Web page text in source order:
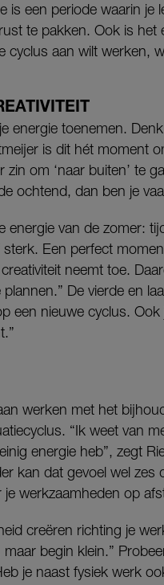
is een periode waarin
te pakken. Ook is
cyclus aan wilt werken,
energie toenemen.
is dit hét moment
zin om ‘naar buiten’ te
ochtend, dan ben je
energie van de zomer:
Een perfect
neemt toe.
De vierde en
een nieuwe cyclus.
werken met het
“Ik weet van
energie heb”, zegt
kan dat gevoel wel
werkzaamheden op
creëren richting je
begin klein.”
je naast fysiek werk